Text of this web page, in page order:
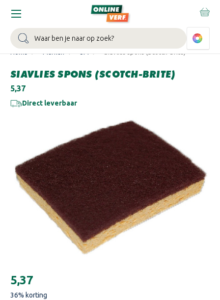
Zoeken
WIN EEN BALLONVAART:Bij besteding vanaf €100,- aan Sikkens
muurverf en/of lak.
Bekijk actie >
Home Merken 3M Siavlies spons (Scotch-brite)
SIAVLIES SPONS (SCOTCH-BRITE)
€5,37
Direct leverbaar
voorraad:
€5,37
36% korting